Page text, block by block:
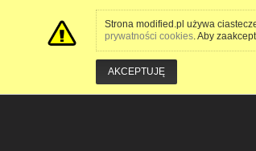
Strona modified.pl używa
prywatności cookies. Aby
AKCEPTUJĘ